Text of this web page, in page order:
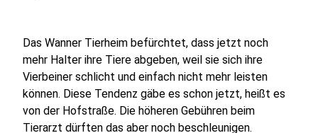
Das Wanner Tierheim befürchtet, dass jetzt noch
mehr Halter ihre Tiere abgeben, weil sie sich ihre
Vierbeiner schlicht und einfach nicht mehr leisten
können. Diese Tendenz gäbe es schon jetzt, heißt es
von der Hofstraße. Die höheren Gebühren beim
Tierarzt dürften das aber noch beschleunigen.